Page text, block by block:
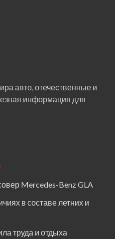
авто, отечественные и
информация для
Mercedes-Benz GLA
в составе летних и
труда и отдыха